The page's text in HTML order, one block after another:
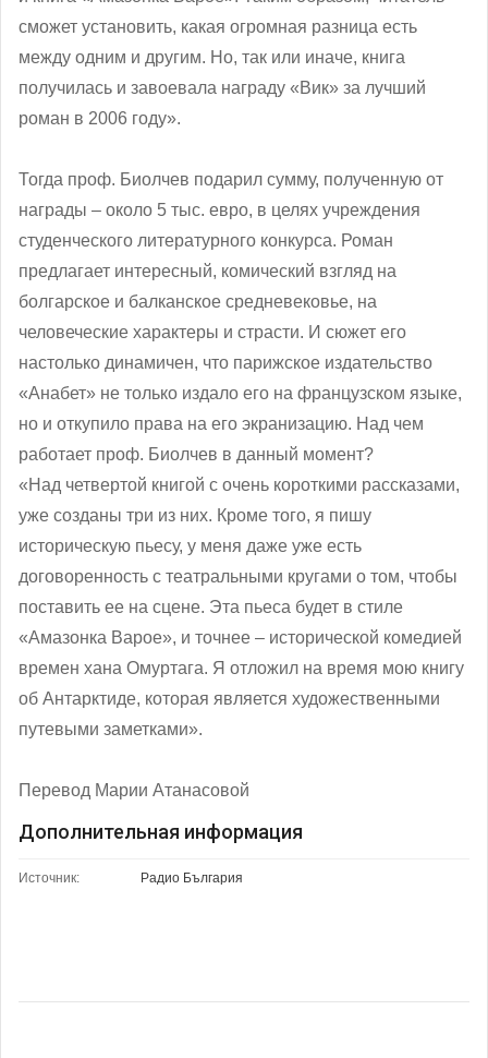
сможет установить, какая огромная разница есть
между одним и другим. Но, так или иначе, книга
получилась и завоевала награду «Вик» за лучший
роман в 2006 году».
Тогда проф. Биолчев подарил сумму, полученную от
награды – около 5 тыс. евро, в целях учреждения
студенческого литературного конкурса. Роман
предлагает интересный, комический взгляд на
болгарское и балканское средневековье, на
человеческие характеры и страсти. И сюжет его
настолько динамичен, что парижское издательство
«Анабет» не только издало его на французском языке,
но и откупило права на его экранизацию. Над чем
работает проф. Биолчев в данный момент?
«Над четвертой книгой с очень короткими рассказами,
уже созданы три из них. Кроме того, я пишу
историческую пьесу, у меня даже уже есть
договоренность с театральными кругами о том, чтобы
поставить ее на сцене. Эта пьеса будет в стиле
«Амазонка Варое», и точнее – исторической комедией
времен хана Омуртага. Я отложил на время мою книгу
об Антарктиде, которая является художественными
путевыми заметками».
Перевод Марии Атанасовой
Дополнительная информация
Источник: Радио България